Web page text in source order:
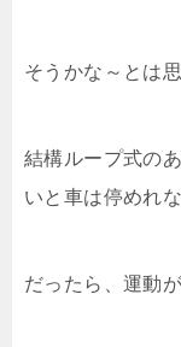
そうかな～とは
結構ループ式の
いと車は停めれ
だったら、運動